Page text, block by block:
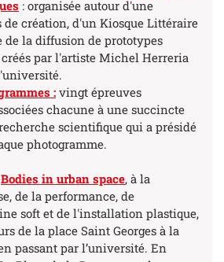
: organisée autour d'une
création, d'un Kiosque Littéraire
la diffusion de prototypes
par l'artiste Michel Herreria
: vingt épreuves
chacune à une succincte
scientifique qui a présidé
photogramme.
Bodies in urban space, à la
de la performance, de
soft et de l'installation plastique,
de la place Saint Georges à la
passant par l’université. En